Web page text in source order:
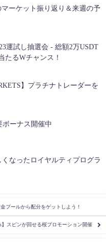
ーケット振り返り＆来週の予
運試し抽選会 - 総額2万USDT
たるWチャンス！
】プラチナトレーダーを
ボーナス開催中
くなったロイヤルティプログラ
プールから配分をゲットしよう！
】スピンが回せる桜プロモーション開催